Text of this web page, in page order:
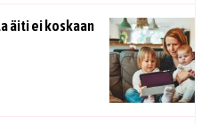
äiti ei koskaan